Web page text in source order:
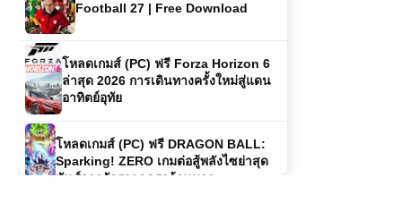
Football 27 | Free Download
โหลดเกมส์ (PC) ฟรี Forza Horizon 6
ล่าสุด 2026 การเดินทางครั้งใหม่สู่แดน
อาทิตย์อุทัย
โหลดเกมส์ (PC) ฟรี DRAGON BALL:
Sparking! ZERO เกมต่อสู้พลังไซย่าสุด
มันส์จากจักรวาลดราก้อนบอล